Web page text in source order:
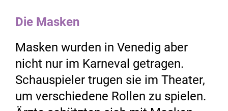
Die Masken
Masken wurden in Venedig aber
nicht nur im Karneval getragen.
Schauspieler trugen sie im Theater,
um verschiedene Rollen zu spielen.